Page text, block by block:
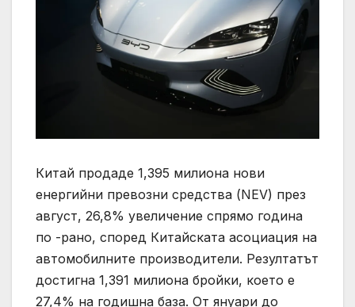
Китай продаде 1,395 милиона нови
енергийни превозни средства (NEV) през
август, 26,8% увеличение спрямо година
по -рано, според Китайската асоциация на
автомобилните производители. Резултатът
достигна 1,391 милиона бройки, което е
27,4% на годишна база. От януари до